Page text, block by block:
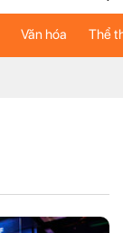
Văn hóa Thể